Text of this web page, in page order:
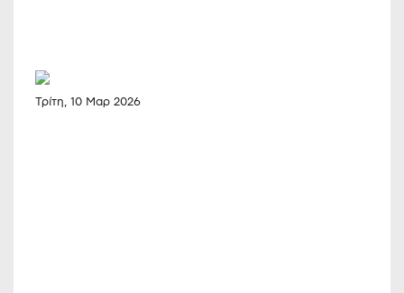
Τρίτη, 10 Μαρ 2026